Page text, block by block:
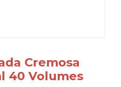
Cremosa
40 Volumes